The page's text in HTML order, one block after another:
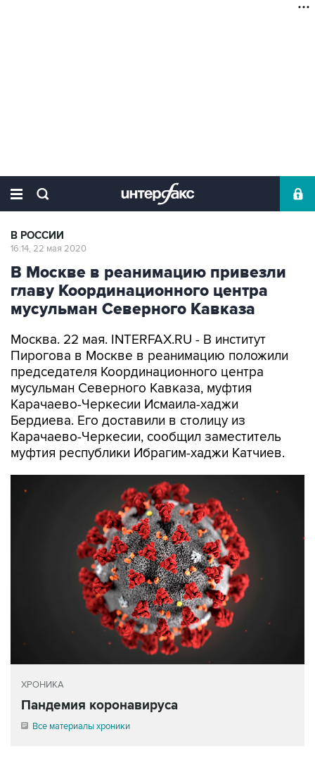
В РОССИИ
16:14, 22 мая 2020
В Москве в реанимацию привезли
главу Координационного центра
мусульман Северного Кавказа
Москва. 22 мая. INTERFAX.RU - В институт
Пирогова в Москве в реанимацию положили
председателя Координационного центра
мусульман Северного Кавказа, муфтия
Карачаево-Черкесии Исмаила-хаджи
Бердиева. Его доставили в столицу из
Карачаево-Черкесии, сообщил заместитель
муфтия республики Ибрагим-хаджи Катчиев.
ХРОНИКА
Пандемия коронавируса
Все материалы хроники